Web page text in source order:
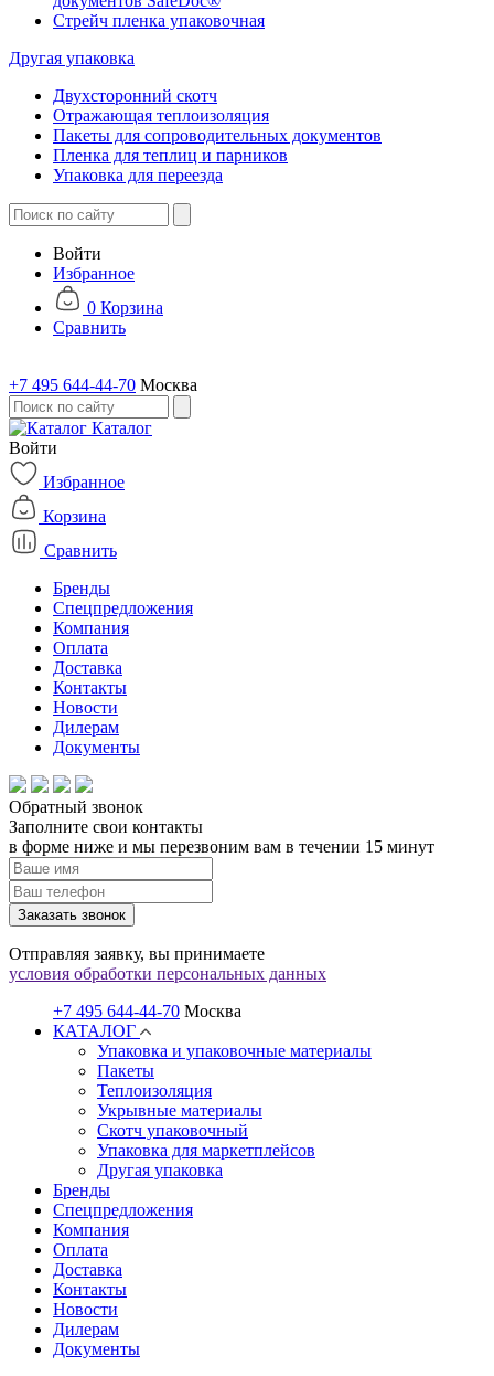
Стрейч пленка упаковочная
Другая упаковка
Двухсторонний скотч
Отражающая теплоизоляция
Пакеты для сопроводительных документов
Пленка для теплиц и парников
Упаковка для переезда
Войти
Избранное
0 Корзина
Сравнить
+7 495 644-44-70 Москва
Каталог
Войти
Избранное
Корзина
Сравнить
Бренды
Спецпредложения
Компания
Оплата
Доставка
Контакты
Новости
Дилерам
Документы
Обратный звонок
Заполните свои контакты
в форме ниже и мы перезвоним вам в течении 15 минут
Заказать звонок
Отправляя заявку, вы принимаете
условия обработки персональных данных
+7 495 644-44-70 Москва
КАТАЛОГ
Упаковка и упаковочные материалы
Пакеты
Теплоизоляция
Укрывные материалы
Скотч упаковочный
Упаковка для маркетплейсов
Другая упаковка
Бренды
Спецпредложения
Компания
Оплата
Доставка
Контакты
Новости
Дилерам
Документы